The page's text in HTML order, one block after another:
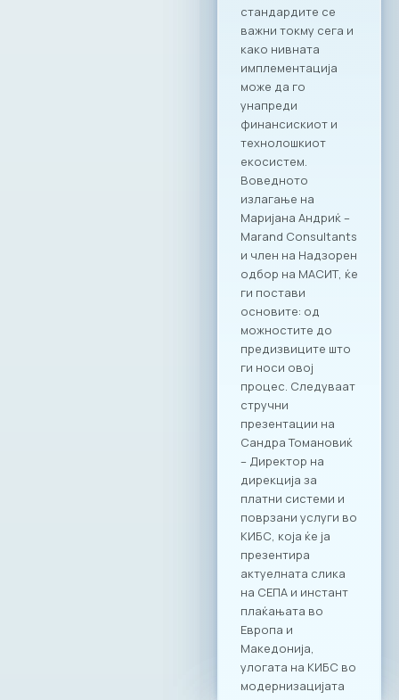
Учеството на
МАСИТ на оваа
конференција ја
нагласува
неопходноста од
ИКТ секторот како
примарен партнер
во процесите на
реформирање на
економскиот
систем. Како
претставници на
најдинамичната
индустрија, МАСИТ
цврсто стои на
ставот дека
технологијата е
најефикасната
алатка за
воспоставување
на ред,
транспарентност и
фер конкуренција
на пазарот.
Официјализирањет
о на оваа
соработка преку
Декларацијата е
потврда за
заложбите на ИКТ
заедницата за
системски промени
кои ќе ги
трансформираат
неформалните
деловни практики
во формални,